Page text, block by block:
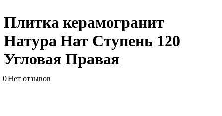
Плитка керамогранит
Натура Нат Ступень 120
Угловая Правая
0Нет отзывов